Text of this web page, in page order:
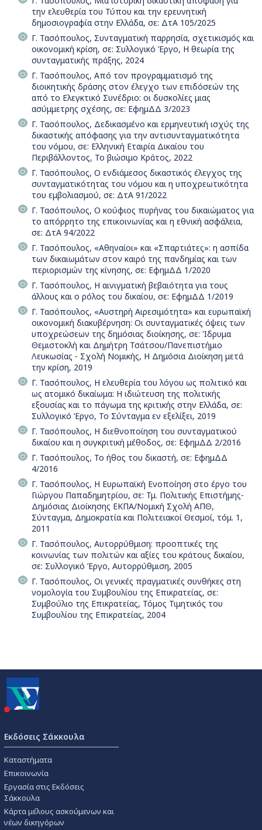
την ελευθερία του Τύπου και την ερευνητική
δημοσιογραφία στην Ελλάδα, σε: ΔτΑ 105/2025
Γ. Τασόπουλος, Συνταγματική παρρησία, σχετικισμός και
οικονομική κρίση, σε: Συλλογικό Έργο, Η θεωρία της
συνταγματικής πράξης, 2024
Γ. Τασόπουλος, Από τον προγραμματισμό της
διοικητικής δράσης στον έλεγχο των επιδόσεών της
από το Ελεγκτικό Συνέδριο: οι δυσκολίες μιας
ασύμμετρης σχέσης, σε: ΕφημΔΔ 3/2023
Γ. Τασόπουλος, Δεδικασμένο και ερμηνευτική ισχύς της
δικαστικής απόφασης για την αντισυνταγματικότητα
του νόμου, σε: Ελληνική Εταιρία Δικαίου του
Περιβάλλοντος, Το βιώσιμο Κράτος, 2022
Γ. Τασόπουλος, Ο ενδιάμεσος δικαστικός έλεγχος της
συνταγματικότητας του νόμου και η υποχρεωτικότητα
του εμβολιασμού, σε: ΔτΑ 91/2022
Γ. Τασόπουλος, Ο κούφιος πυρήνας του δικαιώματος για
το απόρρητο της επικοινωνίας και η εθνική ασφάλεια,
σε: ΔτΑ 94/2022
Γ. Τασόπουλος, «Αθηναίοι» και «Σπαρτιάτες»: η ασπίδα
των δικαιωμάτων στον καιρό της πανδημίας και των
περιορισμών της κίνησης, σε: ΕφημΔΔ 1/2020
Γ. Τασόπουλος, Η αινιγµατική βεβαιότητα για τους
άλλους και ο ρόλος του δικαίου, σε: ΕφημΔΔ 1/2019
Γ. Τασόπουλος, «Αυστηρή Αιρεσιμότητα» και ευρωπαϊκή
οικονομική διακυβέρνηση: Οι συνταγματικές όψεις των
υποχρεώσεων της δημόσιας διοίκησης, σε: Ίδρυμα
Θεμιστοκλή και Δημήτρη Τσάτσου/Πανεπιστήμιο
Λευκωσίας - Σχολή Νομικής, Η Δημόσια Διοίκηση μετά
την κρίση, 2019
Γ. Τασόπουλος, Η ελευθερία του λόγου ως πολιτικό και
ως ατομικό δικαίωμα: Η ιδιώτευση της πολιτικής
εξουσίας και το πάγωμα της κριτικής στην Ελλάδα, σε:
Συλλογικό Έργο, Το Σύνταγμα εν εξελίξει, 2019
Γ. Τασόπουλος, Η διεθνοποίηση του συνταγματικού
δικαίου και η συγκριτική μέθοδος, σε: ΕφημΔΔ 2/2016
Γ. Τασόπουλος, Το ήθος του δικαστή, σε: ΕφημΔΔ
4/2016
Γ. Τασόπουλος, Η Ευρωπαϊκή Ενοποίηση στο έργο του
Γιώργου Παπαδημητρίου, σε: Τμ. Πολιτικής Επιστήμης-
Δημόσιας Διοίκησης ΕΚΠΑ/Νομική Σχολή ΑΠΘ,
Σύνταγμα, Δημοκρατία και Πολιτειακοί Θεσμοί, τόμ. 1,
2011
Γ. Τασόπουλος, Αυτορρύθμιση: προοπτικές της
κοινωνίας των πολιτών και αξίες του κράτους δικαίου,
σε: Συλλογικό Έργο, Αυτορρύθμιση, 2005
Γ. Τασόπουλος, Οι γενικές πραγματικές συνθήκες στη
νομολογία του Συμβουλίου της Επικρατείας, σε:
Συμβούλιο της Επικρατείας, Τόμος Τιμητικός του
Συμβουλίου της Επικρατείας, 2004
Εκδόσεις Σάκκουλα
Καταστήματα
Επικοινωνία
Εργασία στις Εκδόσεις
Σάκκουλα
Κάρτα μέλους ασκούμενων και
νέων δικηγόρων